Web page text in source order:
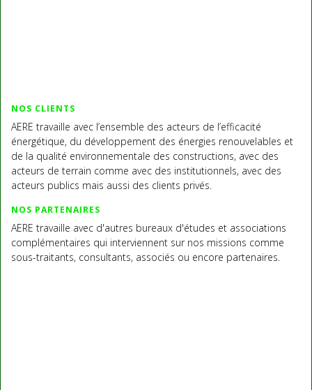
NOS CLIENTS
AERE travaille avec l’ensemble des acteurs de l’efficacité
énergétique, du développement des énergies renouvelables et
de la qualité environnementale des constructions, avec des
acteurs de terrain comme avec des institutionnels, avec des
acteurs publics mais aussi des clients privés.
NOS PARTENAIRES
AERE travaille avec d'autres bureaux d'études et associations
complémentaires qui interviennent sur nos missions comme
sous-traitants, consultants, associés ou encore partenaires.